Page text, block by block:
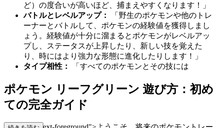
ど）の度合いが高いほど、捕まえやすくなります！」
バトルとレベルアップ：
「野生のポケモンや他のトレ
ーナーとバトルして、ポケモンの経験値を獲得しまし
ょう。経験値が十分に溜まるとポケモンがレベルアッ
プし、ステータスが上昇したり、新しい技を覚えた
り、時にはより強力な形態に進化したりします！」
タイプ相性：
「すべてのポケモンとその技には
ポケモン リーフグリーン 遊び方：初め
ての完全ガイド